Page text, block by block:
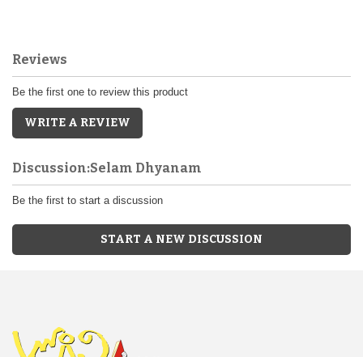
Reviews
Be the first one to review this product
WRITE A REVIEW
Discussion:Selam Dhyanam
Be the first to start a discussion
START A NEW DISCUSSION